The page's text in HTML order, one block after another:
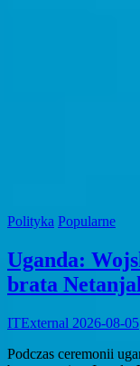
Polityka Popularne
Uganda:
brata
ITExternal 2026-08-05
Podczas ceremonii